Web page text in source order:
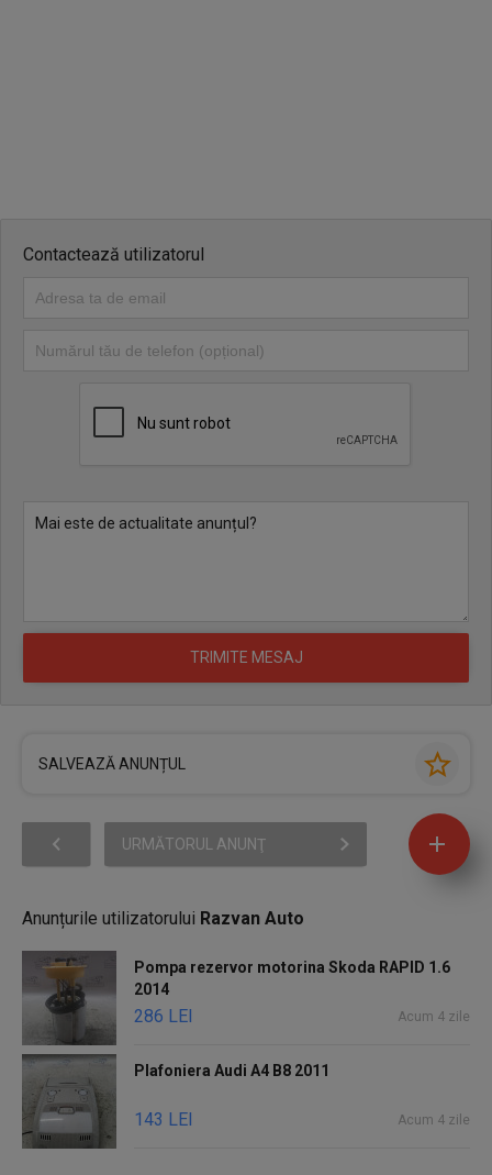
Contactează utilizatorul
SALVEAZĂ ANUNȚUL
URMĂTORUL ANUNŢ
Anunțurile utilizatorului Razvan Auto
Pompa rezervor motorina Skoda RAPID 1.6
2014
286 LEI Acum 4 zile
Plafoniera Audi A4 B8 2011
143 LEI Acum 4 zile